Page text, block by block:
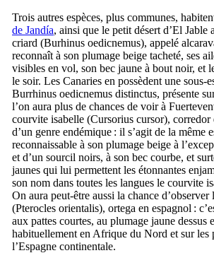
Trois autres espèces, plus communes,
de Jandía, ainsi que le petit désert d’El Jable
criard (Burhinus oedicnemus), appelé
reconnaît à son plumage beige tacheté, ses
visibles en vol, son bec jaune à bout noir, et
le soir. Les Canaries en possèdent une sous-
Burrhinus oedicnemus distinctus, présente
l’on aura plus de chances de voir à
courvite isabelle (Cursorius cursor), corredor
d’un genre endémique : il s’agit de la même
reconnaissable à son plumage beige à
et d’un sourcil noirs, à son bec courbe, et
jaunes qui lui permettent les étonnantes
son nom dans toutes les langues le courvite
On aura peut-être aussi la chance d’observer
(Pterocles orientalis), ortega en espagnol :
aux pattes courtes, au plumage jaune dessus
habituellement en Afrique du Nord et sur les
l’Espagne continentale.